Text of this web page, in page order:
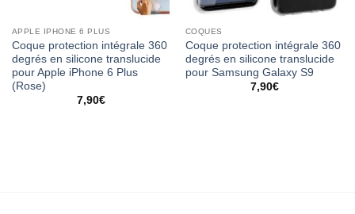
APPLE IPHONE 6 PLUS
Coque protection intégrale 360
degrés en silicone translucide
pour Apple iPhone 6 Plus
(Rose)
7,90€
COQUES
Coque protection intégrale 360
degrés en silicone translucide
pour Samsung Galaxy S9
7,90€